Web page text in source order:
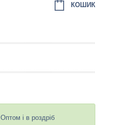
КОШИК
Оптом і в роздріб